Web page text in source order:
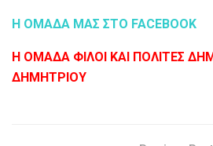
Η ΟΜΑΔΑ ΜΑΣ ΣΤΟ FACEBOOK
Η ΟΜΑΔΑ ΦΙΛΟΙ ΚΑΙ ΠΟΛΙΤΕΣ
ΔΗΜΗΤΡΙΟΥ